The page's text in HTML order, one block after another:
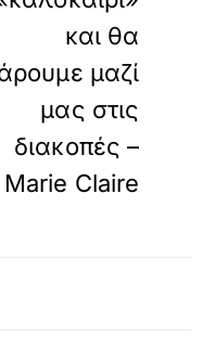
και θα
μαζί
μας στις
διακοπές –
Marie Claire